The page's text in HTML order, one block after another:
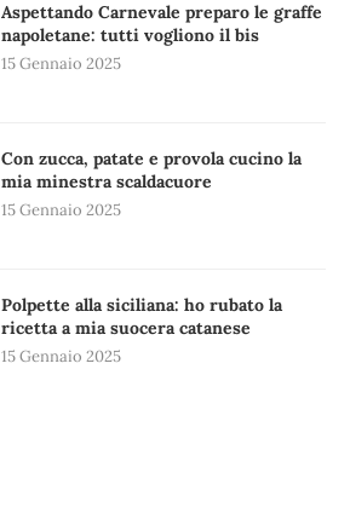
Aspettando Carnevale preparo le graffe
napoletane: tutti vogliono il bis
15 Gennaio 2025
Con zucca, patate e provola cucino la
mia minestra scaldacuore
15 Gennaio 2025
Polpette alla siciliana: ho rubato la
ricetta a mia suocera catanese
15 Gennaio 2025